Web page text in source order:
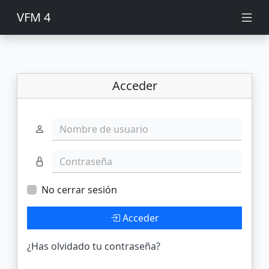
VFM 4
Acceder
Nombre de usuario
Contraseña
No cerrar sesión
Acceder
¿Has olvidado tu contraseña?